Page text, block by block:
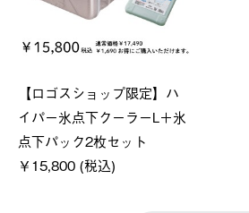
【ロゴスショップ限定】ハ
イパー氷点下クーラーL＋氷
点下パック2枚セット
￥15,800 (税込)